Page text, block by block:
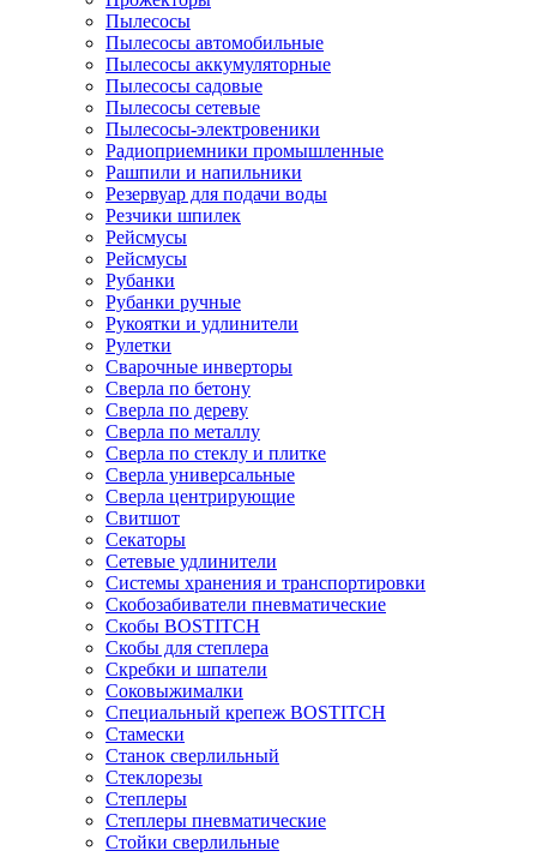
Пылесосы
Пылесосы автомобильные
Пылесосы аккумуляторные
Пылесосы садовые
Пылесосы сетевые
Пылесосы-электровеники
Радиоприемники промышленные
Рашпили и напильники
Резервуар для подачи воды
Резчики шпилек
Рейсмусы
Рейсмусы
Рубанки
Рубанки ручные
Рукоятки и удлинители
Рулетки
Сварочные инверторы
Сверла по бетону
Сверла по дереву
Сверла по металлу
Сверла по стеклу и плитке
Сверла универсальные
Сверла центрирующие
Свитшот
Секаторы
Сетевые удлинители
Системы хранения и транспортировки
Скобозабиватели пневматические
Скобы BOSTITCH
Скобы для степлера
Скребки и шпатели
Соковыжималки
Специальный крепеж BOSTITCH
Стамески
Станок сверлильный
Стеклорезы
Степлеры
Степлеры пневматические
Стойки сверлильные